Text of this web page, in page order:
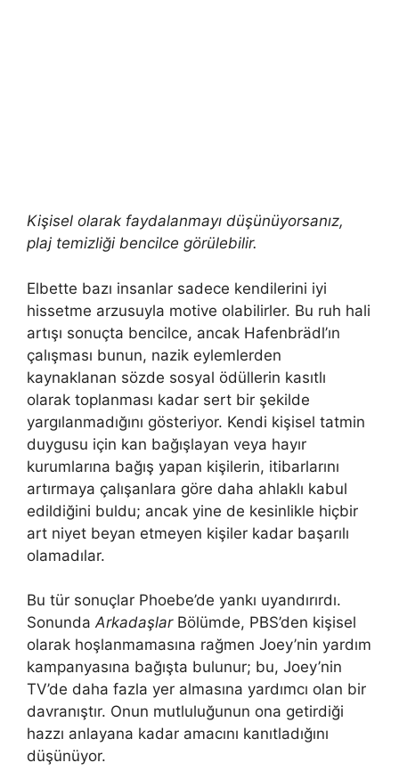
Kişisel olarak faydalanmayı düşünüyorsanız,
plaj temizliği bencilce görülebilir.
Elbette bazı insanlar sadece kendilerini iyi
hissetme arzusuyla motive olabilirler. Bu ruh hali
artışı sonuçta bencilce, ancak Hafenbrädl’ın
çalışması bunun, nazik eylemlerden
kaynaklanan sözde sosyal ödüllerin kasıtlı
olarak toplanması kadar sert bir şekilde
yargılanmadığını gösteriyor. Kendi kişisel tatmin
duygusu için kan bağışlayan veya hayır
kurumlarına bağış yapan kişilerin, itibarlarını
artırmaya çalışanlara göre daha ahlaklı kabul
edildiğini buldu; ancak yine de kesinlikle hiçbir
art niyet beyan etmeyen kişiler kadar başarılı
olamadılar.
Bu tür sonuçlar Phoebe’de yankı uyandırırdı.
SonundaArkadaşlarBölümde, PBS’den kişisel
olarak hoşlanmamasına rağmen Joey’nin yardım
kampanyasına bağışta bulunur; bu, Joey’nin
TV’de daha fazla yer almasına yardımcı olan bir
davranıştır. Onun mutluluğunun ona getirdiği
hazzı anlayana kadar amacını kanıtladığını
düşünüyor.